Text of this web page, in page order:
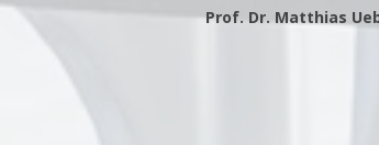
Prof. Dr. Matthias